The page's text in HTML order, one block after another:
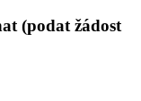
(podat žádost